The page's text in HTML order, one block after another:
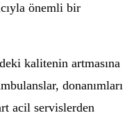
önemli bir
kalitenin artmasına
donanımları
acil servislerden